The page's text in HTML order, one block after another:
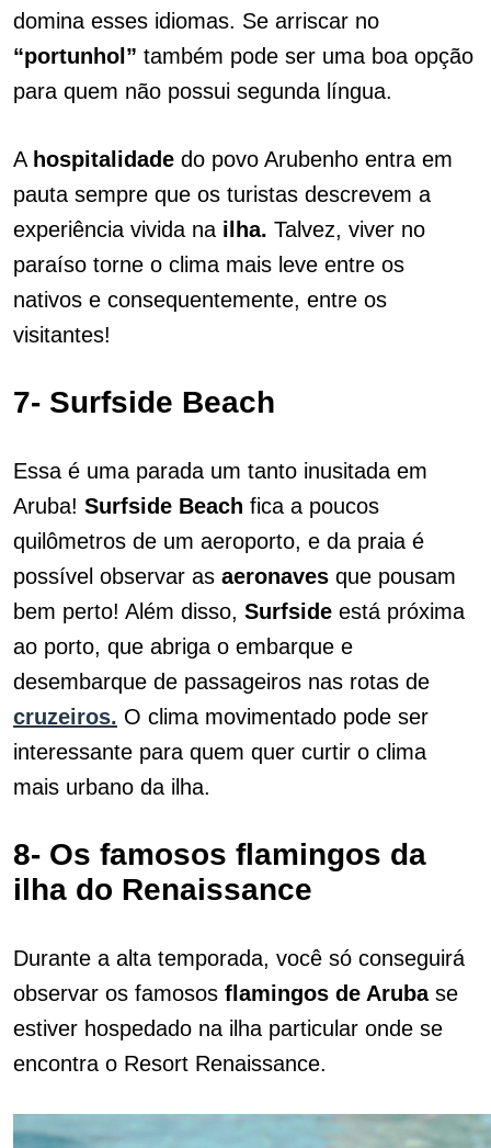
domina esses idiomas. Se arriscar no
“portunhol” também pode ser uma boa opção
para quem não possui segunda língua.
A hospitalidade do povo Arubenho entra em
pauta sempre que os turistas descrevem a
experiência vivida na ilha. Talvez, viver no
paraíso torne o clima mais leve entre os
nativos e consequentemente, entre os
visitantes!
7- Surfside Beach
Essa é uma parada um tanto inusitada em
Aruba! Surfside Beach fica a poucos
quilômetros de um aeroporto, e da praia é
possível observar as aeronaves que pousam
bem perto! Além disso, Surfside está próxima
ao porto, que abriga o embarque e
desembarque de passageiros nas rotas de
cruzeiros. O clima movimentado pode ser
interessante para quem quer curtir o clima
mais urbano da ilha.
8- Os famosos flamingos da
ilha do Renaissance
Durante a alta temporada, você só conseguirá
observar os famosos flamingos de Arubase
estiver hospedado na ilha particular onde se
encontra o Resort Renaissance.